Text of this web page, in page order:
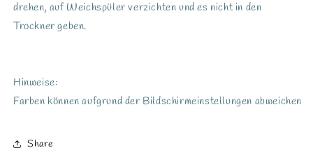
drehen, auf Weichspüler verzichten und es nicht in den
Trockner geben.
Hinweise:
Farben können aufgrund der Bildschirmeinstellungen abweichen
Share